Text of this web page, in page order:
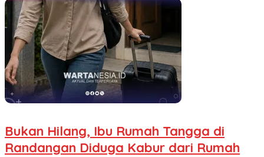
Bukan Hilang, Ibu Rumah Tangga di
Randangan Diduga Kabur dari Rumah